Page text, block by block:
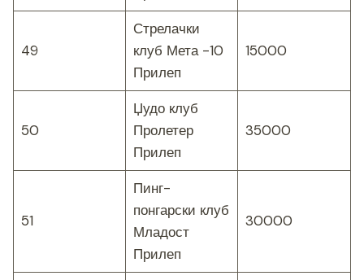
49
Стрелачки
клуб Мета -10
Прилеп
15000
50
Џудо клуб
Пролетер
Прилеп
35000
51
Пинг-
понгарски клуб
Младост
Прилеп
30000